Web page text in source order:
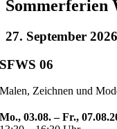
Sommerferien
27. September
SFWS 06
Malen, Zeichnen und
Mo., 03.08. – Fr.,